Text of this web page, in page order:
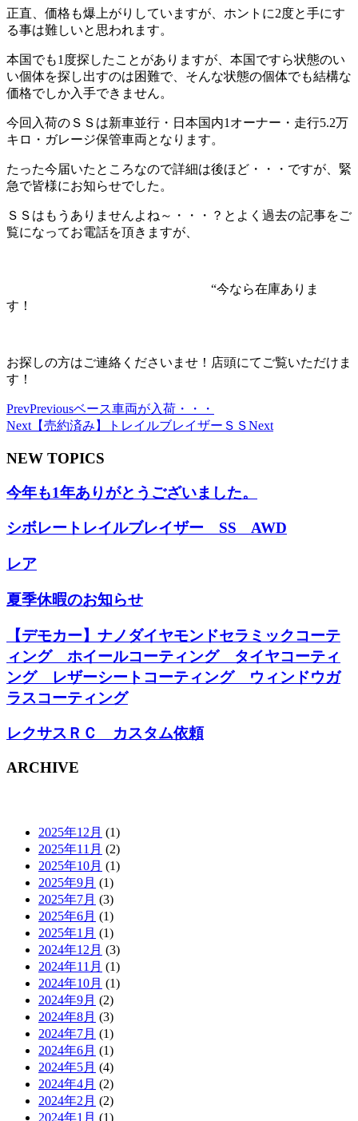
正直、価格も爆上がりしていますが、ホントに2度と手にす
る事は難しいと思われます。
本国でも1度探したことがありますが、本国ですら状態のい
い個体を探し出すのは困難で、そんな状態の個体でも結構な
価格でしか入手できません。
今回入荷のＳＳは新車並行・日本国内1オーナー・走行5.2万
キロ・ガレージ保管車両となります。
たった今届いたところなので詳細は後ほど・・・ですが、緊
急で皆様にお知らせでした。
ＳＳはもうありませんよね～・・・？とよく過去の記事をご
覧になってお電話を頂きますが、
“今なら在庫ありま
す！
お探しの方はご連絡くださいませ！店頭にてご覧いただけま
す！
PrevPreviousベース車両が入荷・・・
Next 【売約済み】トレイルブレイザーＳＳNext
NEW TOPICS
今年も1年ありがとうございました。
シボレートレイルブレイザー SS AWD
レア
夏季休暇のお知らせ
【デモカー】ナノダイヤモンドセラミックコーテ
ィング ホイールコーティング タイヤコーティ
ング レザーシートコーティング ウィンドウガ
ラスコーティング
レクサスＲＣ カスタム依頼
ARCHIVE
2025年12月 (1)
2025年11月 (2)
2025年10月 (1)
2025年9月 (1)
2025年7月 (3)
2025年6月 (1)
2025年1月 (1)
2024年12月 (3)
2024年11月 (1)
2024年10月 (1)
2024年9月 (2)
2024年8月 (3)
2024年7月 (1)
2024年6月 (1)
2024年5月 (4)
2024年4月 (2)
2024年2月 (2)
2024年1月 (1)